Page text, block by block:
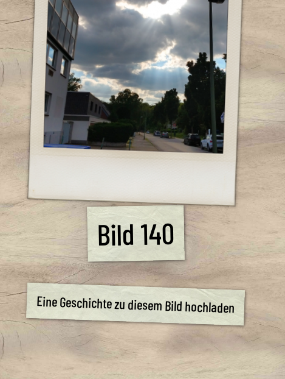
Bild 140
Eine Geschichte zu diesem Bild hochladen